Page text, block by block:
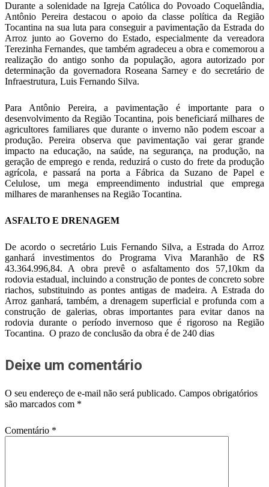
Durante a solenidade na Igreja Católica do Povoado Coquelândia,
Antônio Pereira destacou o apoio da classe política da Região
Tocantina na sua luta para conseguir a pavimentação da Estrada do
Arroz junto ao Governo do Estado, especialmente da vereadora
Terezinha Fernandes, que também agradeceu a obra e comemorou a
realização do antigo sonho da população, agora autorizado por
determinação da governadora Roseana Sarney e do secretário de
Infraestrutura, Luis Fernando Silva.
Para Antônio Pereira, a pavimentação é importante para o
desenvolvimento da Região Tocantina, pois beneficiará milhares de
agricultores familiares que durante o inverno não podem escoar a
produção. Pereira observa que pavimentação vai gerar grande
impacto na educação, na saúde, na segurança, na produção, na
geração de emprego e renda, reduzirá o custo do frete da produção
agrícola, e passará na porta a Fábrica da Suzano de Papel e
Celulose, um mega empreendimento industrial que emprega
milhares de maranhenses na Região Tocantina.
ASFALTO E DRENAGEM
De acordo o secretário Luis Fernando Silva, a Estrada do Arroz
ganhará investimentos do Programa Viva Maranhão de R$
43.364.996,84. A obra prevê o asfaltamento dos 57,10km da
rodovia estadual, incluindo a construção de pontes de concreto sobre
riachos, substituindo as pontes antigas de madeira. A Estrada do
Arroz ganhará, também, a drenagem superficial e profunda com a
construção de galerias, obras importantes para evitar danos na
rodovia durante o período invernoso que é rigoroso na Região
Tocantina. O prazo de conclusão da obra é de 240 dias
Deixe um comentário
O seu endereço de e-mail não será publicado. Campos obrigatórios
são marcados com *
Comentário *